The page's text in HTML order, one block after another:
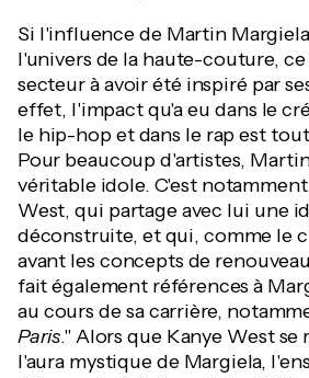
Si l'influence de Martin
l'univers de la haute-couture, ce
secteur à avoir été inspiré par
effet, l'impact qu'a eu dans le
le hip-hop et dans le rap est
Pour beaucoup d'artistes,
véritable idole. C'est
West, qui partage avec lui une
déconstruite, et qui, comme le
avant les concepts de
fait également références à
au cours de sa carrière,
Paris." Alors que Kanye West se
l'aura mystique de Margiela,